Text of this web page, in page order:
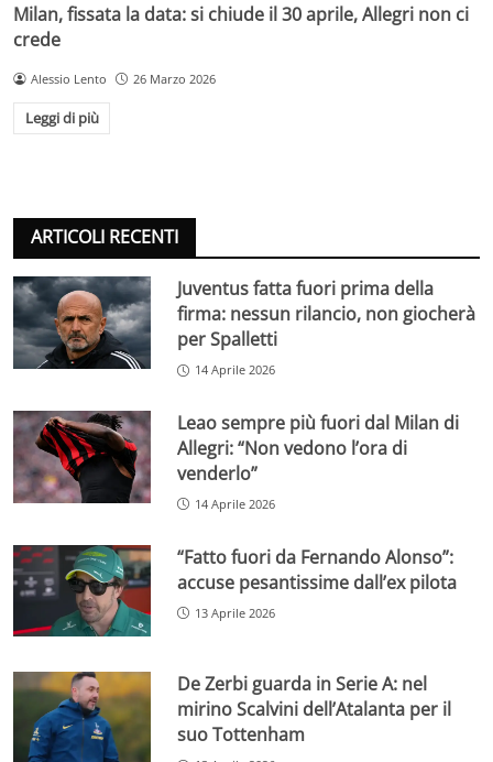
Milan, fissata la data: si chiude il 30 aprile, Allegri non ci
crede
Alessio Lento 26 Marzo 2026
Leggi di più
ARTICOLI RECENTI
Juventus fatta fuori prima della
firma: nessun rilancio, non giocherà
per Spalletti
14 Aprile 2026
Leao sempre più fuori dal Milan di
Allegri: “Non vedono l’ora di
venderlo”
14 Aprile 2026
“Fatto fuori da Fernando Alonso”:
accuse pesantissime dall’ex pilota
13 Aprile 2026
De Zerbi guarda in Serie A: nel
mirino Scalvini dell’Atalanta per il
suo Tottenham